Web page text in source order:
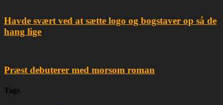
Havde svært ved at sætte logo og bogstaver op så de
hang lige
Præst debuterer med morsom roman
Tags